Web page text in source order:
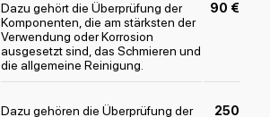
Dazu gehört die Überprüfung der
Komponenten, die am stärksten der
Verwendung oder Korrosion
ausgesetzt sind, das Schmieren und
die allgemeine Reinigung.
90 €
Dazu gehören die Überprüfung der 250